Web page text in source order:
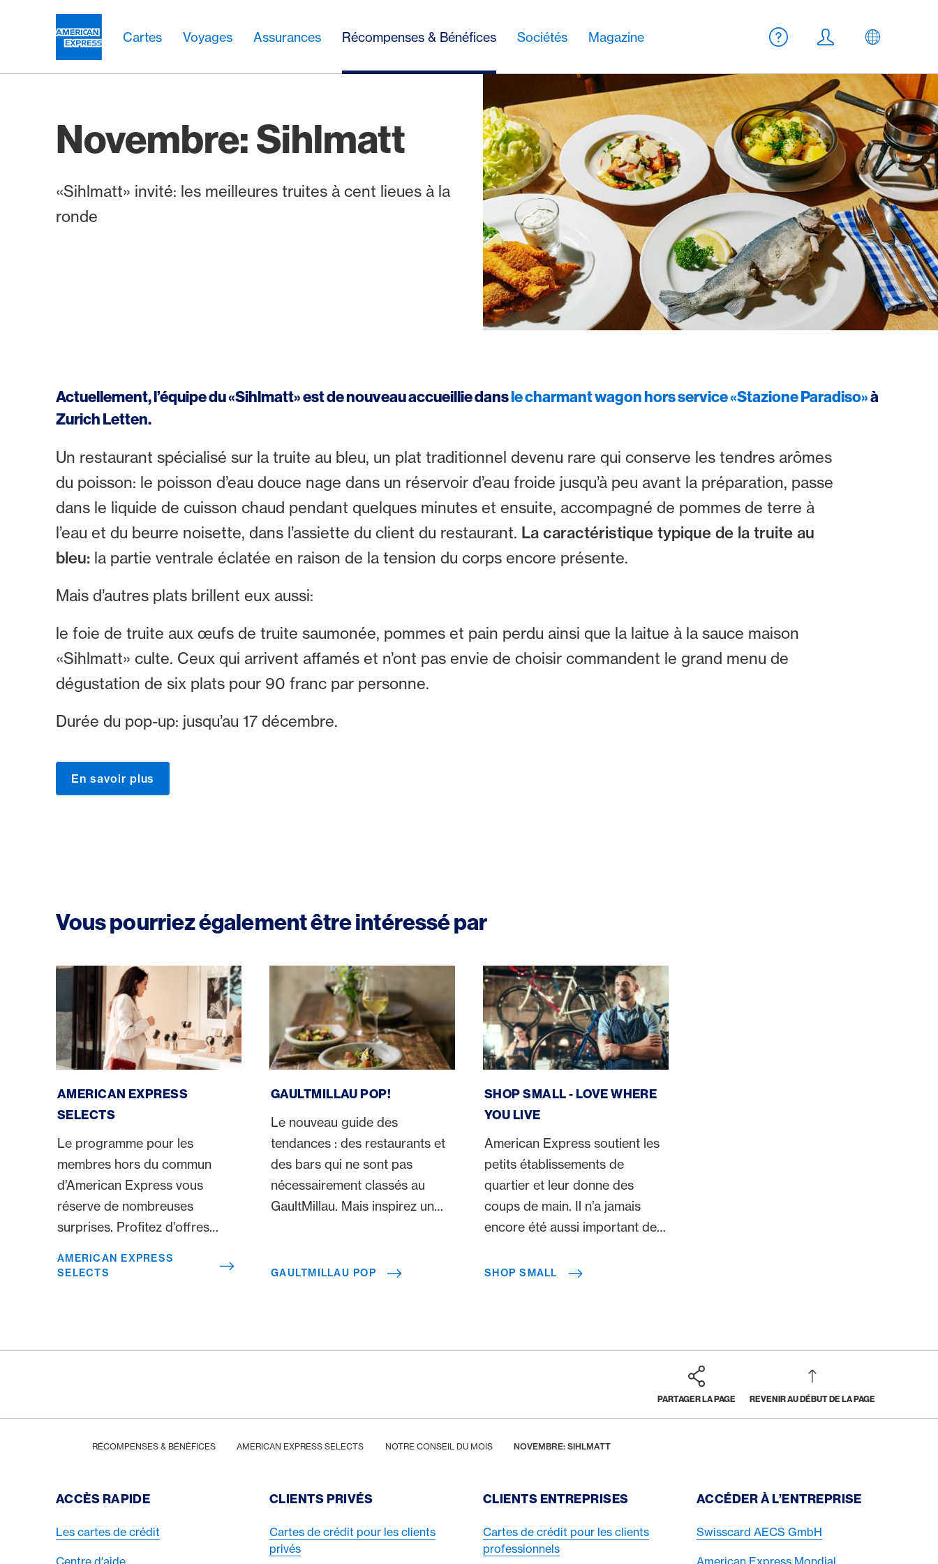
Cartes Voyages Assurances Récompenses & Bénéfices Sociétés Magazine
Meta Navigation
Aide
Login FR
Novembre: Sihlmatt
«Sihlmatt» invité: les meilleures truites à cent lieues à la
ronde
Actuellement, l’équipe du «Sihlmatt» est de nouveau accueillie dansle charmant wagon hors service «Stazione Paradiso»à
Zurich Letten.
Un restaurant spécialisé sur la truite au bleu, un plat traditionnel devenu rare qui conserve les tendres arômes
du poisson: le poisson d’eau douce nage dans un réservoir d’eau froide jusqu’à peu avant la préparation, passe
dans le liquide de cuisson chaud pendant quelques minutes et ensuite, accompagné de pommes de terre à
l’eau et du beurre noisette, dans l’assiette du client du restaurant. La caractéristique typique de la truite au
bleu: la partie ventrale éclatée en raison de la tension du corps encore présente.
Mais d’autres plats brillent eux aussi:
le foie de truite aux œufs de truite saumonée, pommes et pain perdu ainsi que la laitue à la sauce maison
«Sihlmatt» culte. Ceux qui arrivent affamés et n’ont pas envie de choisir commandent le grand menu de
dégustation de six plats pour 90 franc par personne.
Durée du pop-up: jusqu’au 17 décembre.
En savoir plus
Vous pourriez également être intéressé par
AMERICAN EXPRESS
SELECTS
Le programme pour les
membres hors du commun
d’American Express vous
réserve de nombreuses
surprises. Profitez d’offres
restaurant. Un billet de concert
AMERICAN EXPRESS
SELECTS
GAULTMILLAU POP!
Le nouveau guide des
tendances : des restaurants et
des bars qui ne sont pas
nécessairement classés au
GaultMillau. Mais inspirez un
GAULTMILLAU POP
SHOP SMALL - LOVE WHERE
YOU LIVE
American Express soutient les
petits établissements de
quartier et leur donne des
coups de main. Il n’a jamais
encore été aussi important de
SHOP SMALL
PARTAGER LA PAGE REVENIR AU DÉBUT DE LA PAGE
RÉCOMPENSES & BÉNÉFICES AMERICAN EXPRESS SELECTS NOTRE CONSEIL DU MOIS NOVEMBRE: SIHLMATT
Footer Navigation
ACCÈS RAPIDE
Les cartes de crédit
CLIENTS PRIVÉS
Cartes de crédit pour les clients
privés
CLIENTS ENTREPRISES
Cartes de crédit pour les clients
professionnels
ACCÉDER À L’ENTREPRISE
Swisscard AECS GmbH